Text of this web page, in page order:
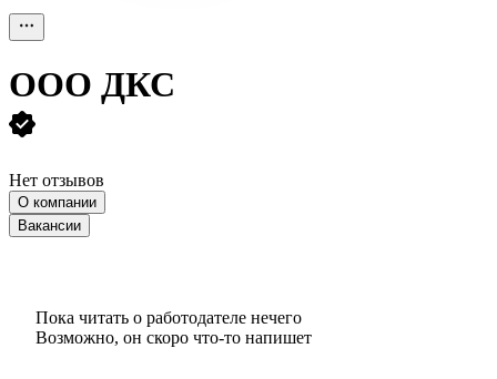
ООО ДКС
Нет отзывов
О компании
Вакансии
Пока читать о работодателе нечего
Возможно, он скоро что‑то напишет